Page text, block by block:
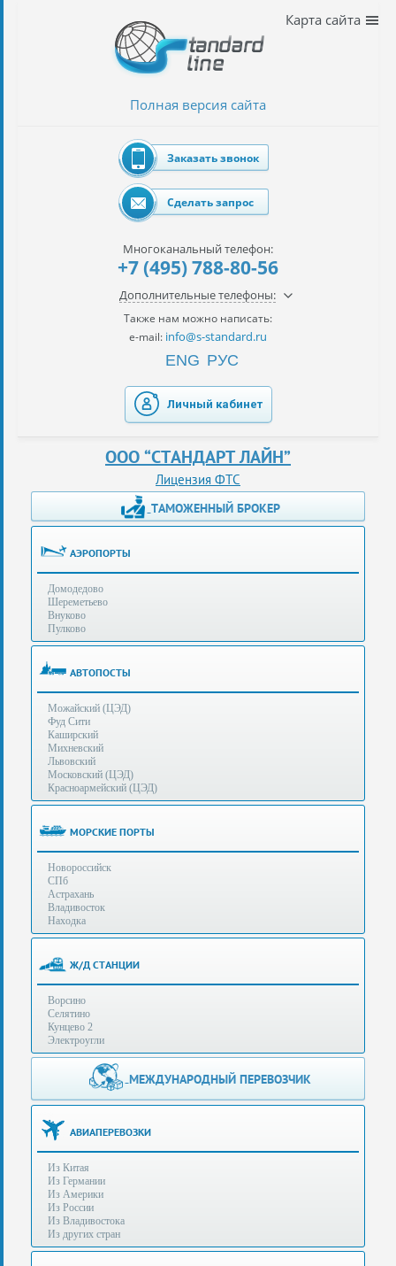
автомобилей
Получение
ЭЦП
за
сутки
услуги
Опыт
оформления
рекомендует
Таможенные
процедуры
(особенности):
Полезная
информация
Стоимость
услуг
Контакты
Заказать
звонок
Сделать
запрос
Многоканальный
телефон:
(495)
788-
Бесплатные
консультации
Дополнительные
+7 (929) 575-
96-62
+7 (925) 104-
15-94
e-mail:info@s-standard.ru
Полная версия сайта
Карта сайта
Заказать звонок
Сделать запрос
Многоканальный телефон:
+7 (495) 788-80-56
Дополнительные телефоны:
Также нам можно написать:
e-mail: info@s-standard.ru
ENG РУС
Личный кабинет
ООО “СТАНДАРТ ЛАЙН”
Лицензия ФТС
ТАМОЖЕННЫЙ БРОКЕР
АЭРОПОРТЫ
Домодедово
Шереметьево
Внуково
Пулково
АВТОПОСТЫ
Можайский (ЦЭД)
Фуд Сити
Каширский
Михневский
Львовский
Московский (ЦЭД)
Красноармейский (ЦЭД)
МОРСКИЕ ПОРТЫ
Новороссийск
СПб
Астрахань
Владивосток
Находка
Ж/Д СТАНЦИИ
Ворсино
Селятино
Кунцево 2
Электроугли
МЕЖДУНАРОДНЫЙ ПЕРЕВОЗЧИК
АВИАПЕРЕВОЗКИ
Из Китая
Из Германии
Из Америки
Из России
Из Владивостока
Из других стран